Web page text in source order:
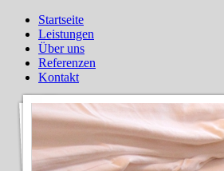
Startseite
Leistungen
Über uns
Referenzen
Kontakt